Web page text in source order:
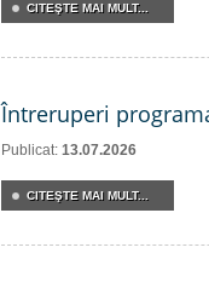
CITEŞTE MAI MULT...
Întreruperi
Publicat: 13.07.2026
CITEŞTE MAI MULT...